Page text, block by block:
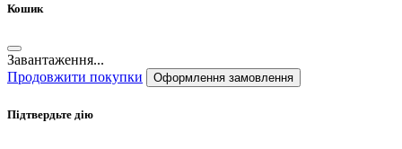
Кошик
Завантаження...
Продовжити покупки
Оформлення замовлення
Підтвердьте дію